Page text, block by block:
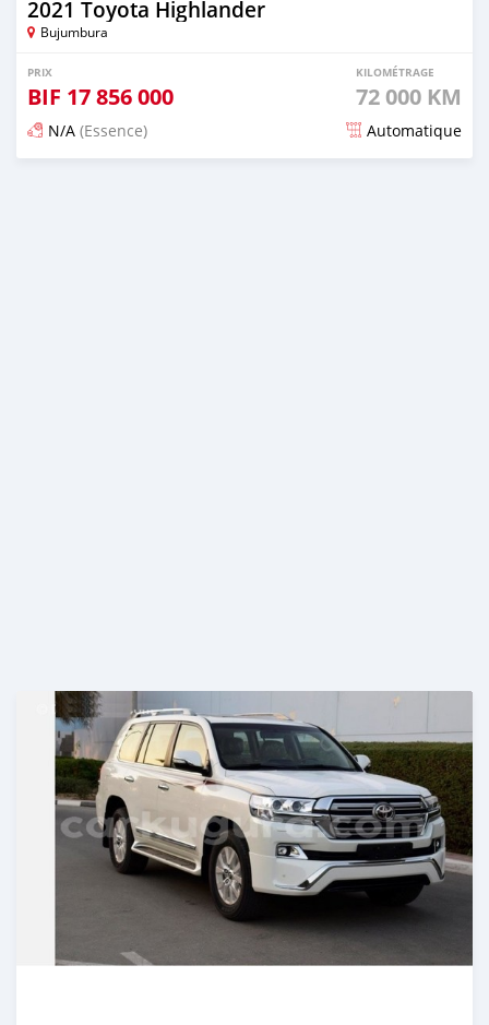
2021 Toyota Highlander
Bujumbura
PRIX
BIF 17 856 000
KILOMÉTRAGE
72 000 KM
N/A (Essence) Automatique